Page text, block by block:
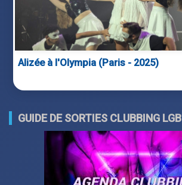
Alizée à l'Olympia (Paris - 2025)
GUIDE DE SORTIES CLUBBING